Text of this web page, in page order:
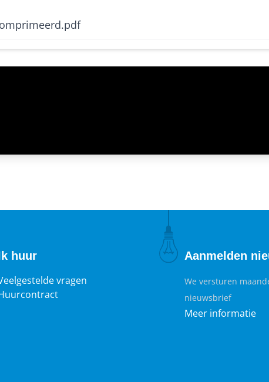
huur
vragen
Aanmelden
We versturen
nieuwsbrief
Meer informatie